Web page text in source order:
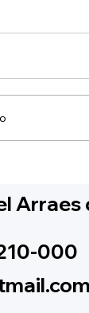
Arraes
000